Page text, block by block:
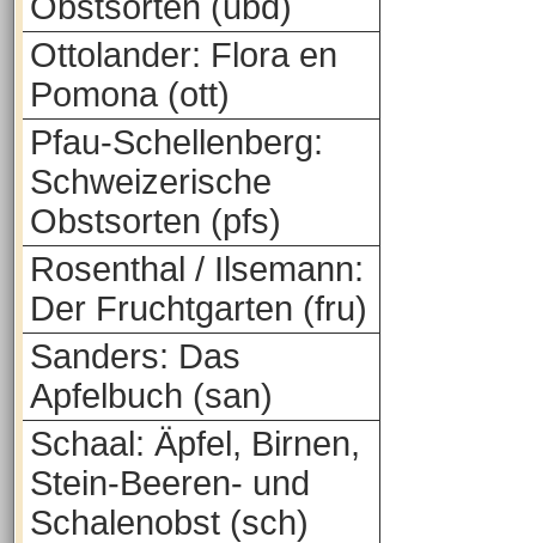
Ottolander: Flora en
Pomona (ott)
Pfau-Schellenberg:
Schweizerische
Obstsorten (pfs)
Rosenthal / Ilsemann:
Der Fruchtgarten (fru)
Sanders: Das
Apfelbuch (san)
Schaal: Äpfel, Birnen,
Stein-Beeren- und
Schalenobst (sch)